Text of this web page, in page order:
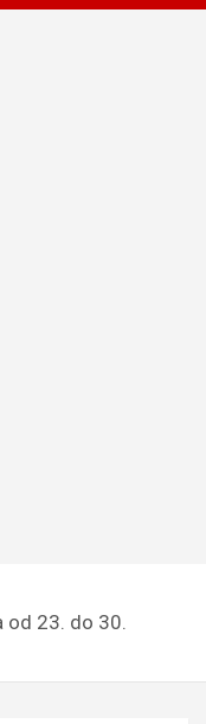
od 23. do 30.